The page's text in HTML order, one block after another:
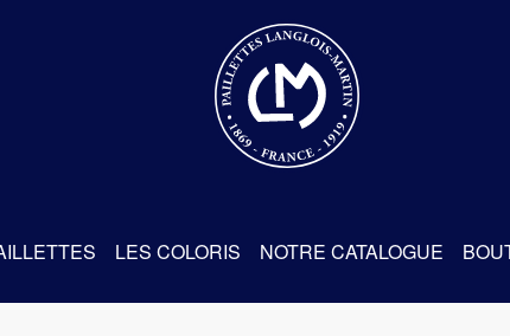
LES COLORIS NOTRE CATALOGUE